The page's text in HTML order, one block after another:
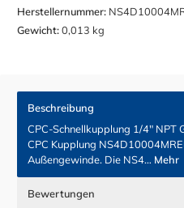
Herstellernummer:
Gewicht:0,013 kg
Beschreibung
CPC-Schnellkupplung 1/4" NPT
CPC Kupplung
Außengewinde. Die NS4… Mehr
Bewertungen